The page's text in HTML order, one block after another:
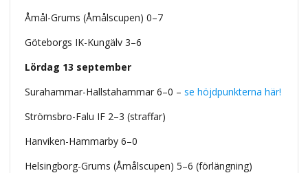
Åmål-Grums (Åmålscupen) 0–7
Göteborgs IK-Kungälv 3–6
Lördag 13 september
Surahammar-Hallstahammar 6–0 – se höjdpunkterna här!
Strömsbro-Falu IF 2–3 (straffar)
Hanviken-Hammarby 6–0
Helsingborg-Grums (Åmålscupen) 5–6 (förlängning)